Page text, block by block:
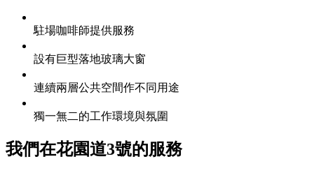
駐場咖啡師提供服務
設有巨型落地玻璃大窗
連續兩層公共空間作不同用途
獨一無二的工作環境與氛圍
我們在花園道3號的服務